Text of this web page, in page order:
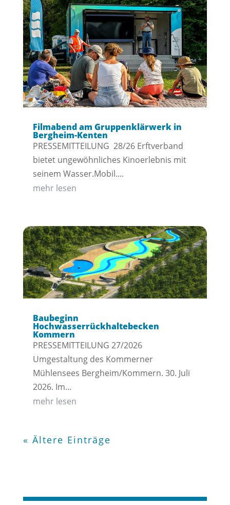
Filmabend am Gruppenklärwerk in
Bergheim-Kenten
PRESSEMITTEILUNG 28/26 Erftverband
bietet ungewöhnliches Kinoerlebnis mit
seinem Wasser.Mobil....
mehr lesen
Baubeginn
Hochwasserrückhaltebecken
Kommern
PRESSEMITTEILUNG 27/2026
Umgestaltung des Kommerner
Mühlensees Bergheim/Kommern. 30. Juli
2026. Im...
mehr lesen
« Ältere Einträge